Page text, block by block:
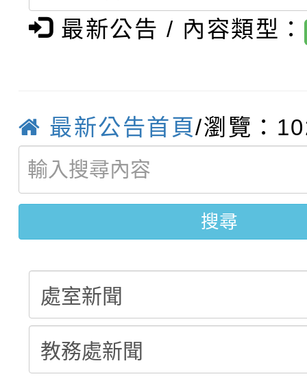
賽實施要點
比賽實施要點」
轉知：「115年金融知
畫影片一案
劇比賽實施要點」及修
表
轉知：桃園市115年度
敬師藝文競賽』實施計
【甄選結果(第11招)】
學年度第1學期第7次代
結果(第11招)
【甄選結果(第3招)】
學年度第1學期第9次代
結果(第3招)
最新公告 / 內容類型：
最新公告首頁/瀏覽：
搜尋